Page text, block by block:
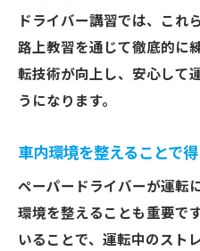
ドライバー講習では、これ
路上教習を通じて徹底的に
転技術が向上し、安心して
うになります。
車内環境を整えることで
ペーパードライバーが運転
環境を整えることも重要で
いることで、運転中のスト